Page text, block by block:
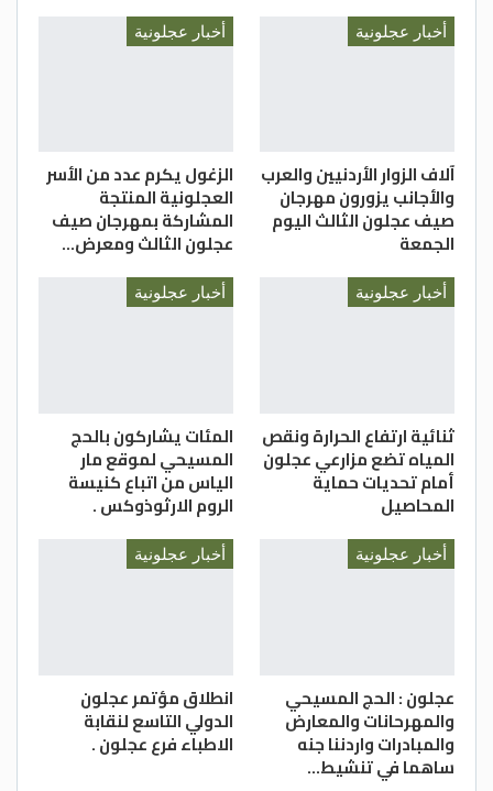
أخبار عجلونية
آلاف الزوار الأردنيين والعرب
والأجانب يزورون مهرجان
صيف عجلون الثالث اليوم
الجمعة
أخبار عجلونية
الزغول يكرم عدد من الأسر
العجلونية المنتجة
المشاركة بمهرجان صيف
عجلون الثالث ومعرض…
أخبار عجلونية
ثنائية ارتفاع الحرارة ونقص
المياه تضع مزارعي عجلون
أمام تحديات حماية
المحاصيل
أخبار عجلونية
المئات يشاركون بالحج
المسيحي لموقع مار
الياس من اتباع كنيسة
الروم الارثوذوكس .
أخبار عجلونية
عجلون : الحج المسيحي
والمهرحانات والمعارض
والمبادرات واردننا جنه
ساهما في تنشيط…
أخبار عجلونية
انطلاق مؤتمر عجلون
الدولي التاسع لنقابة
الاطباء فرع عجلون .